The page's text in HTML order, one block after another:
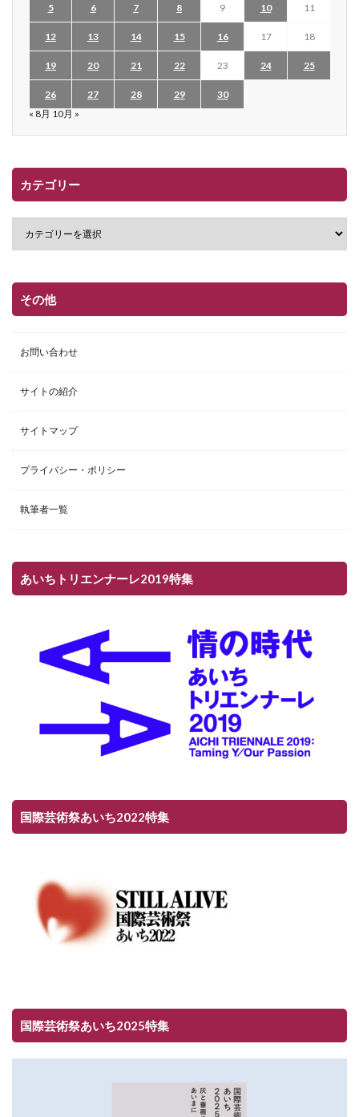
5 6 7 8 9 10 11
12 13 14 15 16 17 18
19 20 21 22 23 24 25
26 27 28 29
30
« 8月 10月 »
カテゴリー
その他
お問い合わせ
サイトの紹介
サイトマップ
プライバシー・ポリシー
執筆者一覧
あいちトリエンナーレ2019特集
国際芸術祭あいち2022特集
国際芸術祭あいち2025特集